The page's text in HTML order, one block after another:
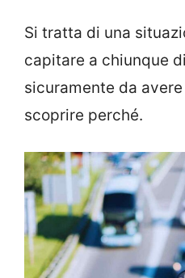
Si tratta di una
capitare a chiunque
sicuramente da
scoprire perché.